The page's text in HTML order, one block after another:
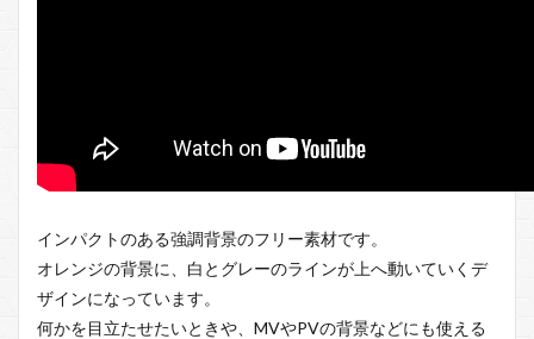
インパクトのある強調背景のフリー素材です。
オレンジの背景に、白とグレーのラインが上へ動いていくデ
ザインになっています。
何かを目立たせたいときや、MVやPVの背景などにも使える